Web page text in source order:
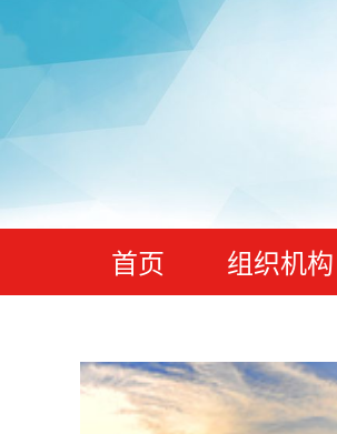
首页 组织机构